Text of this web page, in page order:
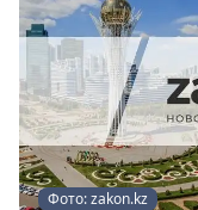
Фото: zakon.kz